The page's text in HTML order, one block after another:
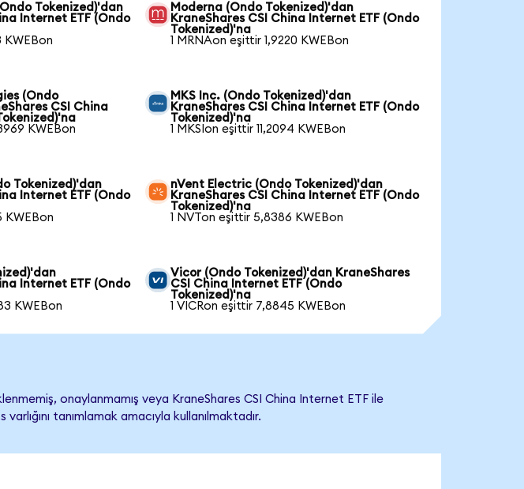
Tokenized)'dan
Internet ETF (Ondo
KWEBon
Moderna (Ondo Tokenized)'dan
KraneShares CSI China Internet ETF (Ondo
Tokenized)'na
1 MRNAon eşittir 1,9220 KWEBon
(Ondo
CSI China
KWEBon
MKS Inc. (Ondo Tokenized)'dan
KraneShares CSI China Internet ETF (Ondo
Tokenized)'na
1 MKSIon eşittir 11,2094 KWEBon
Tokenized)'dan
Internet ETF (Ondo
KWEBon
nVent Electric (Ondo Tokenized)'dan
KraneShares CSI China Internet ETF (Ondo
Tokenized)'na
1 NVTon eşittir 5,8386 KWEBon
Internet ETF (Ondo
KWEBon
Vicor (Ondo Tokenized)'dan KraneShares
CSI China Internet ETF (Ondo
Tokenized)'na
1 VICRon eşittir 7,8845 KWEBon
onaylanmamış veya KraneShares CSI China Internet ETF ile
tanımlamak amacıyla kullanılmaktadır.